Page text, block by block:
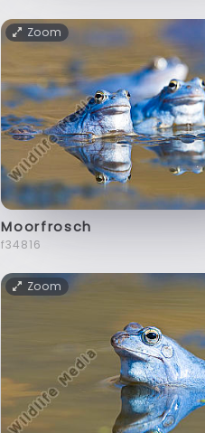
Zoom
Moorfrosch
f34816
Zoom